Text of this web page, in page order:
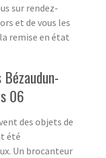
sur rendez-
et de vous les
remise en état
06
des objets de
été
Un brocanteur